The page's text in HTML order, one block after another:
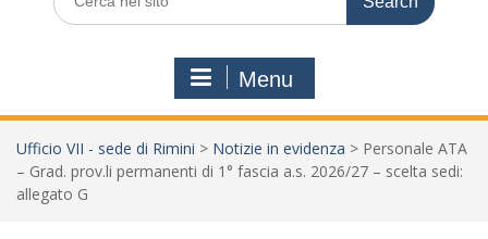
for:
Menu
Ufficio VII - sede di Rimini > Notizie in evidenza > Personale ATA
– Grad. prov.li permanenti di 1° fascia a.s. 2026/27 – scelta sedi:
allegato G